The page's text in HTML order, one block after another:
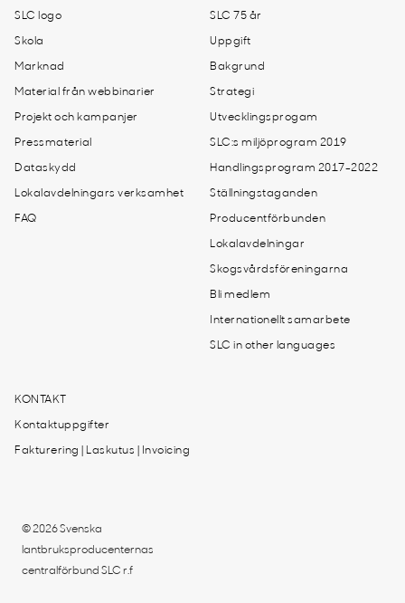
SLC logo
Skola
Marknad
Material från webbinarier
Projekt och kampanjer
Pressmaterial
Dataskydd
Lokalavdelningars verksamhet
FAQ
SLC 75 år
Uppgift
Bakgrund
Strategi
Utvecklingsprogam
SLC:s miljöprogram 2019
Handlingsprogram 2017-2022
Ställningstaganden
Producentförbunden
Lokalavdelningar
Skogsvårdsföreningarna
Bli medlem
Internationellt samarbete
SLC in other languages
KONTAKT
Kontaktuppgifter
Fakturering | Laskutus | Invoicing
© 2026 Svenska
lantbruksproducenternas
centralförbund SLC r.f